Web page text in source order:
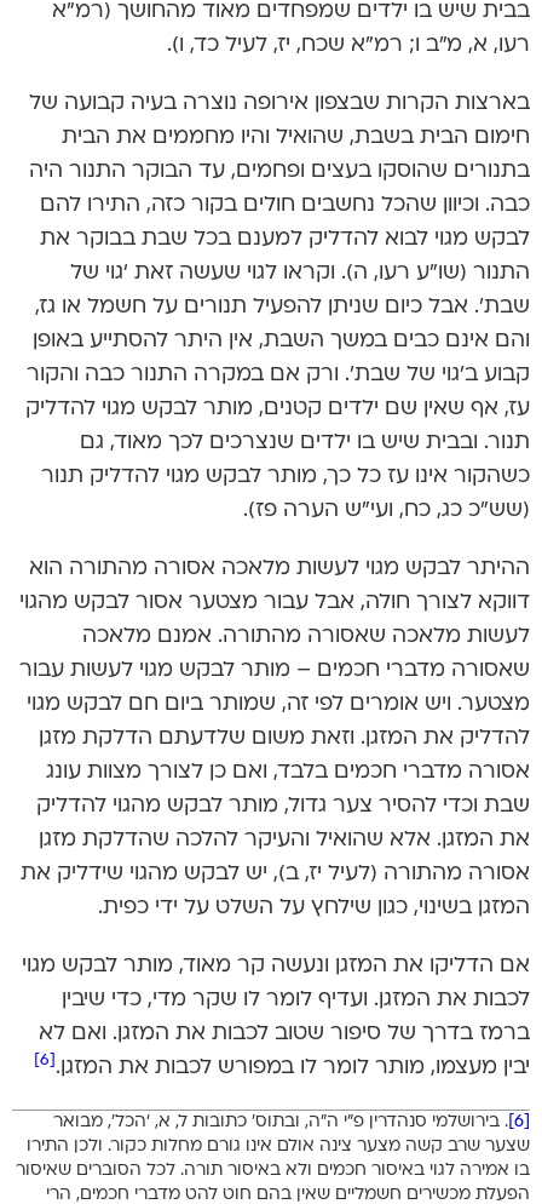
בבית שיש בו ילדים שמפחדים מאוד מהחושך (רמ”א
רעו, א, מ”ב ו; רמ”א שכח, יז, לעיל כד, ו).
בארצות הקרות שבצפון אירופה נוצרה בעיה קבועה של
חימום הבית בשבת, שהואיל והיו מחממים את הבית
בתנורים שהוסקו בעצים ופחמים, עד הבוקר התנור היה
כבה. וכיוון שהכל נחשבים חולים בקור כזה, התירו להם
לבקש מגוי לבוא להדליק למענם בכל שבת בבוקר את
התנור (שו”ע רעו, ה). וקראו לגוי שעשה זאת ‘גוי של
שבת’. אבל כיום שניתן להפעיל תנורים על חשמל או גז,
והם אינם כבים במשך השבת, אין היתר להסתייע באופן
קבוע ב’גוי של שבת’. ורק אם במקרה התנור כבה והקור
עז, אף שאין שם ילדים קטנים, מותר לבקש מגוי להדליק
תנור. ובבית שיש בו ילדים שנצרכים לכך מאוד, גם
כשהקור אינו עז כל כך, מותר לבקש מגוי להדליק תנור
(שש”כ כג, כח, ועי”ש הערה פז).
ההיתר לבקש מגוי לעשות מלאכה אסורה מהתורה הוא
דווקא לצורך חולה, אבל עבור מצטער אסור לבקש מהגוי
לעשות מלאכה שאסורה מהתורה. אמנם מלאכה
שאסורה מדברי חכמים – מותר לבקש מגוי לעשות עבור
מצטער. ויש אומרים לפי זה, שמותר ביום חם לבקש מגוי
להדליק את המזגן. וזאת משום שלדעתם הדלקת מזגן
אסורה מדברי חכמים בלבד, ואם כן לצורך מצוות עונג
שבת וכדי להסיר צער גדול, מותר לבקש מהגוי להדליק
את המזגן. אלא שהואיל והעיקר להלכה שהדלקת מזגן
אסורה מהתורה (לעיל יז, ב), יש לבקש מהגוי שידליק את
המזגן בשינוי, כגון שילחץ על השלט על ידי כפית.
אם הדליקו את המזגן ונעשה קר מאוד, מותר לבקש מגוי
לכבות את המזגן. ועדיף לומר לו שקר מדי, כדי שיבין
ברמז בדרך של סיפור שטוב לכבות את המזגן. ואם לא
יבין מעצמו, מותר לומר לו במפורש לכבות את המזגן.
. בירושלמי סנהדרין פ”י ה”ה, ובתוס’ כתובות ל, א, ‘הכל’, מבואר
שצער שרב קשה מצער צינה אולם אינו גורם מחלות כקור. ולכן התירו
בו אמירה לגוי באיסור חכמים ולא באיסור תורה. לכל הסוברים שאיסור
הפעלת מכשירים חשמליים שאין בהם חוט להט מדברי חכמים, הרי